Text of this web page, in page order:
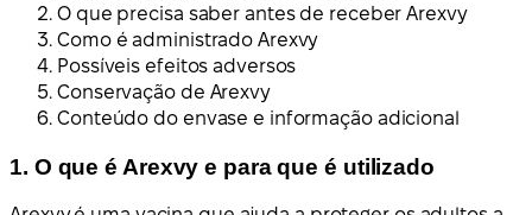
O que precisa saber antes de receber Arexvy
Como é administrado Arexvy
Possíveis efeitos adversos
Conservação de Arexvy
Conteúdo do envase e informação adicional
1. O que é Arexvy e para que é utilizado